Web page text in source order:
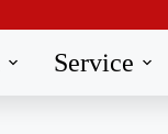
Service